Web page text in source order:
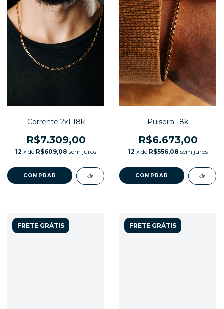
Corrente 2x1 18k
R$7.309,00
12 x de R$609,08 sem juros
Pulseira 18k
R$6.673,00
12 x de R$556,08 sem juros
FRETE GRÁTIS FRETE GRÁTIS